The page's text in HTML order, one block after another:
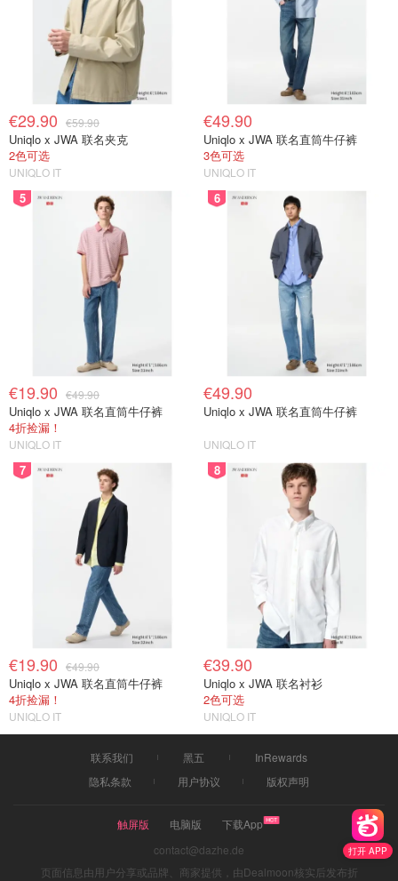
打开 APP
€29.90 €59.90
Uniqlo x JWA 联名夹克
2色可选
UNIQLO IT
€49.90
Uniqlo x JWA 联名直筒牛仔裤
3色可选
UNIQLO IT
5
€19.90 €49.90
Uniqlo x JWA 联名直筒牛仔裤
4折捡漏！
UNIQLO IT
6
€49.90
Uniqlo x JWA 联名直筒牛仔裤
UNIQLO IT
7
€19.90 €49.90
Uniqlo x JWA 联名直筒牛仔裤
4折捡漏！
UNIQLO IT
8
€39.90
Uniqlo x JWA 联名衬衫
2色可选
UNIQLO IT
联系我们 黑五
InRewards
隐私条款
用户协议 版权声明
触屏版 电脑版
下载App
contact@dazhe.de
页面信息由用户分享或品牌、商家提供，由Dealmoon核实后发布折